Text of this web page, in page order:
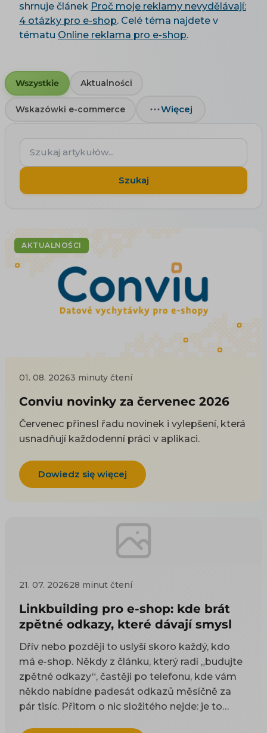
shrnuje článek Proč moje reklamy nevydělávají:
4 otázky pro e-shop. Celé téma najdete v
tématu Online reklama pro e-shop.
Wszystkie Aktualności
Wskazówki e-commerce Więcej
Szukaj
artykułów...
Szukaj
AKTUALNOŚCI
01. 08. 20263 minuty čtení
Conviu novinky za červenec 2026
Červenec přinesl řadu novinek i vylepšení, která
usnadňují každodenní práci v aplikaci.
Dowiedz się więcej
21. 07. 202628 minut čtení
Linkbuilding pro e-shop: kde brát
zpětné odkazy, které dávají smysl
Dřív nebo později to uslyší skoro každý, kdo
má e-shop. Někdy z článku, který radí „budujte
zpětné odkazy“, častěji po telefonu, kde vám
někdo nabídne padesát odkazů měsíčně za
pár tisíc. Přitom o nic složitého nejde: je to